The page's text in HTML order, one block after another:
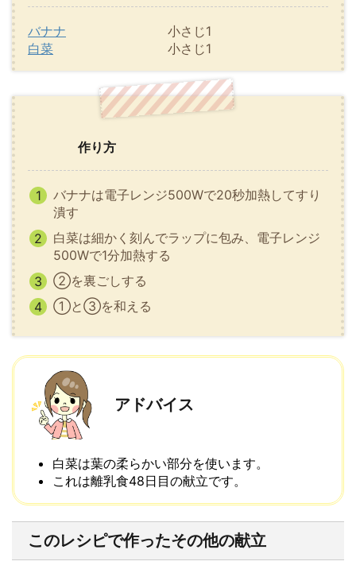
バナナ
小さじ1
白菜
小さじ1
作り方
バナナは電子レンジ500Wで20秒加熱してすり
潰す
白菜は細かく刻んでラップに包み、電子レンジ
500Wで1分加熱する
②を裏ごしする
①と③を和える
アドバイス
白菜は葉の柔らかい部分を使います。
これは離乳食48日目の献立です。
このレシピで作ったその他の献立